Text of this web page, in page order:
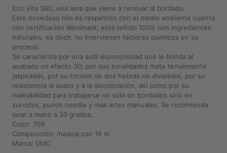
Aviso De
Privacidad
Políticas
Compra
2026
Diseños
Para
Bordar
Eco Vita 360, una lana que viene a renovar al bordado.
Este novedoso hilo es respetoso con el medio ambiente cuenta
con certificación Woolmark; está teñido 100% con ingredientes
naturales, es decir, no intervienen factores químicos en su
proceso.
Se caracteriza por una sutil esponjosidad que le brinda al
acabado un efecto 3D, por sus tonalidades mate tenuemente
jaspeadas, por su torsión de dos hebras no divisibles, por su
resistencia al sudor y a la decoloración, así como por su
maleabilidad para trabajarse no sólo en bordados sino en
zurcidos, punch needle y más artes manuales. Se recomienda
lavar a mano a 30 grados.
Color: 709
Composición: madeja con 16 m
Marca: DMC